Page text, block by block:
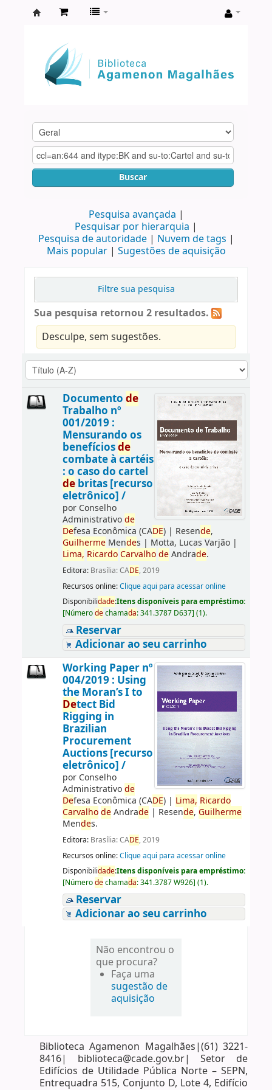
Agamenon
Magalhães
Buscar
Pesquisa avançada
Pesquisar por hierarquia
Pesquisa de autoridade
Nuvem de tags
Mais popular
Sugestões de aquisição
Filtre sua pesquisa
Sua pesquisa retornou 2 resultados.
Desculpe, sem sugestões.
Documento de
Trabalho nº
001/2019 :
Mensurando os
benefíciosde
combate à cartéis
: o caso do cartel
debritas [recurso
eletrônico] /
por Conselho
Administrativode
Defesa Econômica (CADE)| Resende,
GuilhermeMendes | Motta, Lucas Varjão|
Lima, Ricardo Carvalho deAndrade.
Editora: Brasília: CADE, 2019
Recursos online:Clique aqui para acessar online
Disponibilidade:Itens disponíveis para empréstimo:
[Númerodechamada:341.3787 D637] (1).
Reservar
Adicionar ao seu carrinho
Working Paper nº
004/2019 : Using
the Moran’s I to
Detect Bid
Rigging in
Brazilian
Procurement
Auctions [recurso
eletrônico] /
por Conselho
Administrativode
Defesa Econômica (CADE)| Lima, Ricardo
Carvalho deAndrade| Resende, Guilherme
Mendes.
Editora: Brasília: CADE, 2019
Recursos online:Clique aqui para acessar online
Disponibilidade:Itens disponíveis para empréstimo:
[Númerodechamada:341.3787 W926] (1).
Reservar
Adicionar ao seu carrinho
Não encontrou o
que procura?
Faça uma
sugestão de
aquisição
Biblioteca Agamenon Magalhães|(61) 3221-
8416| biblioteca@cade.gov.br| Setor de
Edifícios de Utilidade Pública Norte – SEPN,
Entrequadra 515, Conjunto D, Lote 4, Edifício